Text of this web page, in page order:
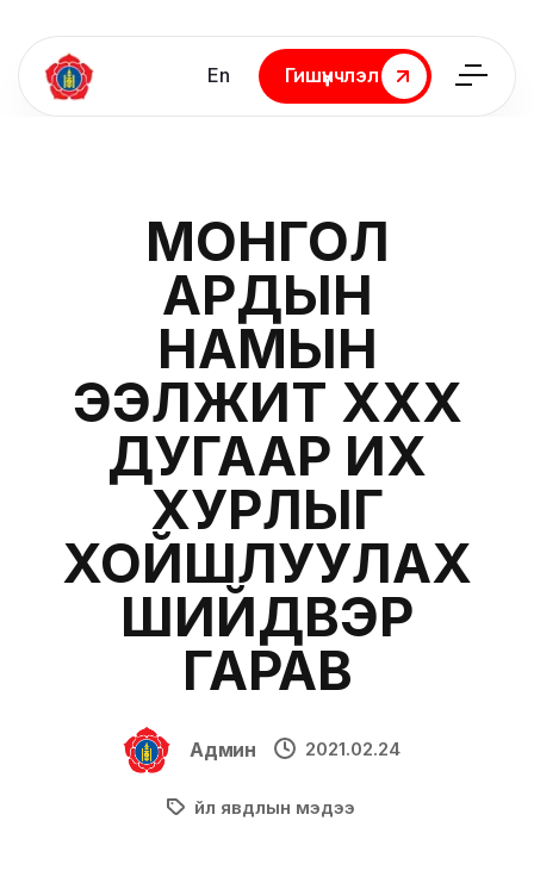
En
Гишүүнчлэл
Гишүүнчлэл
МОНГОЛ
АРДЫН
НАМЫН
ЭЭЛЖИТ ХХХ
ДУГААР ИХ
ХУРЛЫГ
ХОЙШЛУУЛАХ
ШИЙДВЭР
ГАРАВ
Админ 2021.02.24
Үйл явдлын мэдээ